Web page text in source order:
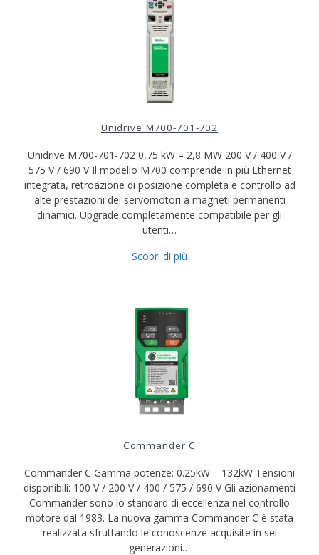
Unidrive M700-701-702
Unidrive M700-701-702 0,75 kW – 2,8 MW 200 V / 400 V /
575 V / 690 V Il modello M700 comprende in più Ethernet
integrata, retroazione di posizione completa e controllo ad
alte prestazioni dei servomotori a magneti permanenti
dinamici. Upgrade completamente compatibile per gli
utenti…
Scopri di più
Commander C
Commander C Gamma potenze: 0.25kW – 132kW Tensioni
disponibili: 100 V / 200 V / 400 / 575 / 690 V Gli azionamenti
Commander sono lo standard di eccellenza nel controllo
motore dal 1983. La nuova gamma Commander C è stata
realizzata sfruttando le conoscenze acquisite in sei
generazioni…